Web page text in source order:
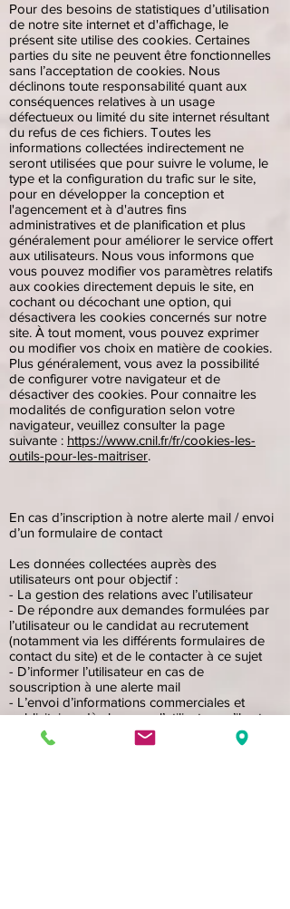
Pour des besoins de statistiques d’utilisation
de notre site internet et d'affichage, le
présent site utilise des cookies. Certaines
parties du site ne peuvent être fonctionnelles
sans l’acceptation de cookies. Nous
déclinons toute responsabilité quant aux
conséquences relatives à un usage
défectueux ou limité du site internet résultant
du refus de ces fichiers. Toutes les
informations collectées indirectement ne
seront utilisées que pour suivre le volume, le
type et la configuration du trafic sur le site,
pour en développer la conception et
l'agencement et à d'autres fins
administratives et de planification et plus
généralement pour améliorer le service offert
aux utilisateurs. Nous vous informons que
vous pouvez modifier vos paramètres relatifs
aux cookies directement depuis le site, en
cochant ou décochant une option, qui
désactivera les cookies concernés sur notre
site. À tout moment, vous pouvez exprimer
ou modifier vos choix en matière de cookies.
Plus généralement, vous avez la possibilité
de configurer votre navigateur et de
désactiver des cookies. Pour connaitre les
modalités de configuration selon votre
navigateur, veuillez consulter la page
suivante : https://www.cnil.fr/fr/cookies-les-
outils-pour-les-maitriser.
En cas d’inscription à notre alerte mail / envoi
d’un formulaire de contact
Les données collectées auprès des
utilisateurs ont pour objectif :
- La gestion des relations avec l’utilisateur
- De répondre aux demandes formulées par
l’utilisateur ou le candidat au recrutement
(notamment via les différents formulaires de
contact du site) et de le contacter à ce sujet
- D’informer l’utilisateur en cas de
souscription à une alerte mail
- L’envoi d’informations commerciales et
publicitaires dès lors que l’utilisateur, s’il est
une personne physique, y a consenti
- D’élaborer des statistiques d’utilisation de